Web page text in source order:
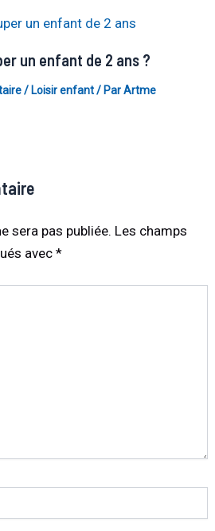
un enfant de 2 ans ?
/ Loisir enfant/ ParArtme
sera pas publiée. Les champs
avec*